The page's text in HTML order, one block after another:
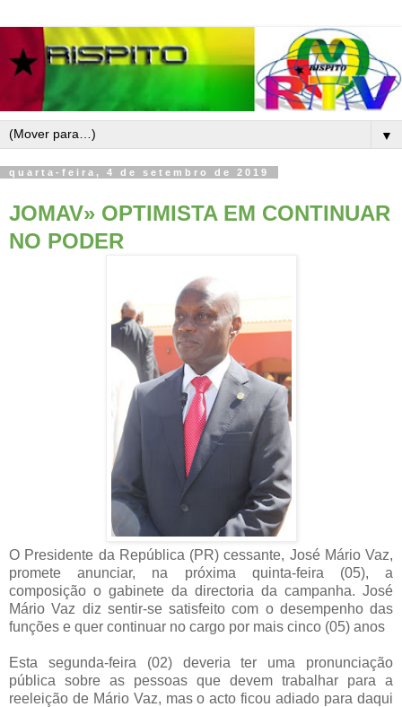
▼
quarta-feira, 4 de setembro de 2019
JOMAV» OPTIMISTA EM CONTINUAR
NO PODER
O Presidente da República (PR) cessante, José Mário Vaz,
promete anunciar, na próxima quinta-feira (05), a
composição o gabinete da directoria da campanha. José
Mário Vaz diz sentir-se satisfeito com o desempenho das
funções e quer continuar no cargo por mais cinco (05) anos
Esta segunda-feira (02) deveria ter uma pronunciação
pública sobre as pessoas que devem trabalhar para a
reeleição de Mário Vaz, mas o acto ficou adiado para daqui